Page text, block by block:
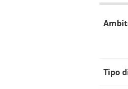
Tipo